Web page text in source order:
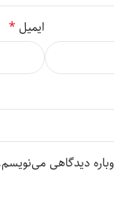
ایمیل*
دیدگاهی